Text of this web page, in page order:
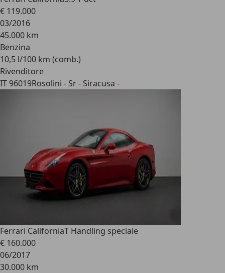
€ 119.000
03/2016
45.000 km
Benzina
10,5 l/100 km (comb.)
Rivenditore
IT 96019Rosolini - Sr - Siracusa -
Ferrari CaliforniaT Handling speciale
€ 160.000
06/2017
30.000 km